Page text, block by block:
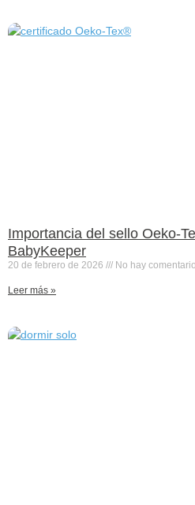
Importancia del sello Oeko-
BabyKeeper
20 de febrero de 2026 No hay
Leer más »